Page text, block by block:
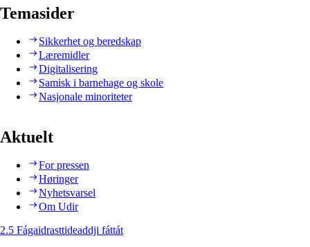
Temasider
Sikkerhet og beredskap
Læremidler
Digitalisering
Samisk i barnehage og skole
Nasjonale minoriteter
Aktuelt
For pressen
Høringer
Nyhetsvarsel
Om Udir
2.5 Fágaidrasttideaddji fáttát